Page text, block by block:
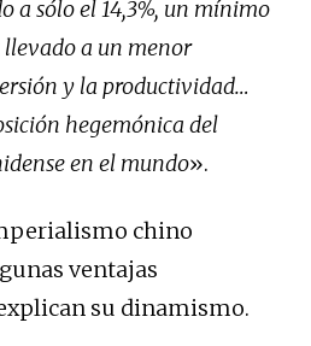
a sólo el 14,3%, un mínimo
llevado a un menor
y la productividad…
hegemónica del
en el mundo».
chino
ventajas
su dinamismo.